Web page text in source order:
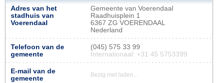
Adres van het
stadhuis van
Voerendaal
Gemeente van Voerendaal
Raadhuisplein 1
6367 ZG VOERENDAAL
Nederland
Telefoon van de
gemeente
(045) 575 33 99
Internationaal: +31 45 5753399
E-mail van de
gemeente
Bezig met laden...